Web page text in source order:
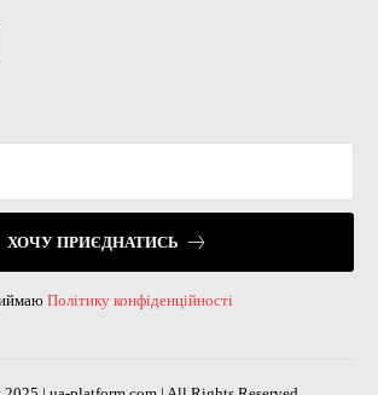
ХОЧУ ПРИЄДНАТИСЬ
Політику конфіденційності